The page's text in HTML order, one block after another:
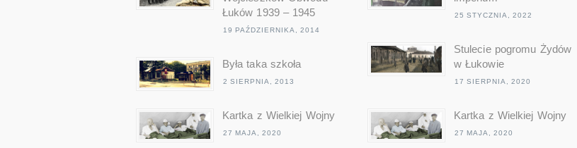
Łuków 1939 – 1945
19 PAŹDZIERNIKA, 2014
Była taka szkoła
2 SIERPNIA, 2013
Kartka z Wielkiej Wojny
27 MAJA, 2020
25 STYCZNIA, 2022
Stulecie pogromu Żydów
w Łukowie
17 SIERPNIA, 2020
Kartka z Wielkiej Wojny
27 MAJA, 2020